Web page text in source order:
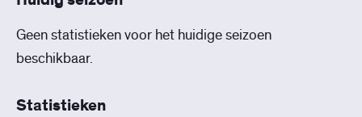
Geen statistieken voor het huidige seizoen
beschikbaar.
Statistieken